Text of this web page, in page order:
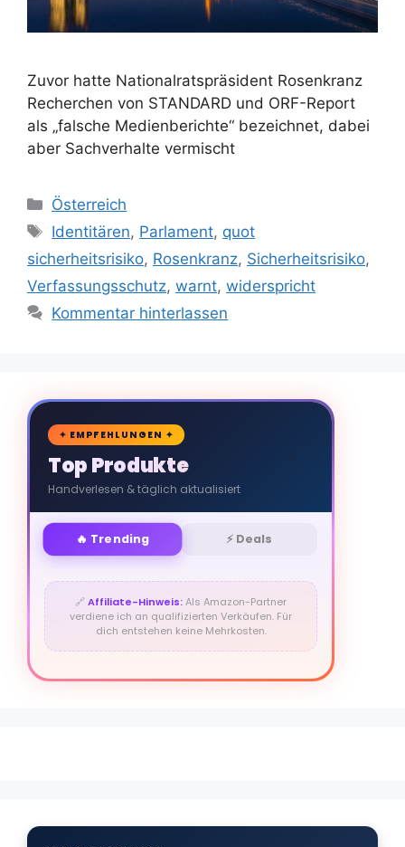
Zuvor hatte Nationalratspräsident Rosenkranz
Recherchen von STANDARD und ORF-Report
als „falsche Medienberichte“ bezeichnet, dabei
aber Sachverhalte vermischt
Kategorien
Österreich
Schlagwörter
Identitären, Parlament, quot
sicherheitsrisiko, Rosenkranz, Sicherheitsrisiko,
Verfassungsschutz, warnt, widerspricht
Kommentar hinterlassen
🛒
✦ EMPFEHLUNGEN ✦
Top Produkte
Handverlesen & täglich aktualisiert
🔥 Trending ⚡ Deals
🔗Affiliate-Hinweis:Als Amazon-Partner
verdiene ich an qualifizierten Verkäufen. Für
dich entstehen keine Mehrkosten.